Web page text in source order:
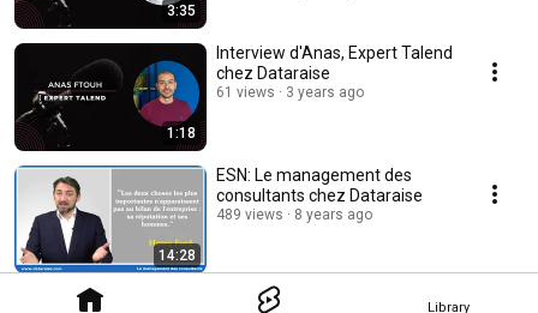
Library
3:35
1:18
Interview d'Anas, Expert Talend
chez Dataraise
61 views 3 years ago
14:28
ESN: Le management des
consultants chez Dataraise
489 views 8 years ago